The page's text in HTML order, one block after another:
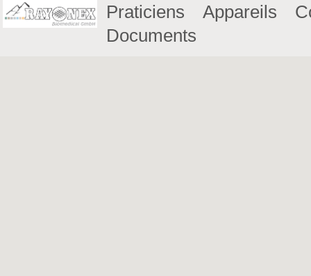
Praticiens Appareils
Documents